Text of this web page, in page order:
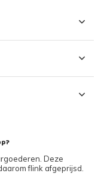
Deze
flink afgeprijsd.